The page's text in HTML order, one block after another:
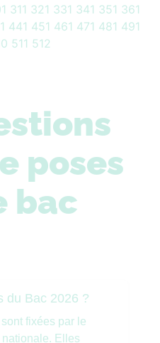
311 321 331 341 351 361
441 451 461 471 481 491
511 512
poses
bac
du Bac 2026 ?
sont fixées par le
nationale. Elles